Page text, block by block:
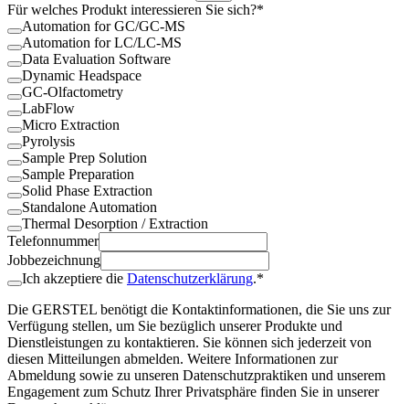
Für welches Produkt interessieren Sie sich?*
Automation for GC/GC-MS
Automation for LC/LC-MS
Data Evaluation Software
Dynamic Headspace
GC-Olfactometry
LabFlow
Micro Extraction
Pyrolysis
Sample Prep Solution
Sample Preparation
Solid Phase Extraction
Standalone Automation
Thermal Desorption / Extraction
Telefonnummer
Jobbezeichnung
Ich akzeptiere die Datenschutzerklärung.*
Die GERSTEL benötigt die Kontaktinformationen, die Sie uns zur
Verfügung stellen, um Sie bezüglich unserer Produkte und
Dienstleistungen zu kontaktieren. Sie können sich jederzeit von
diesen Mitteilungen abmelden. Weitere Informationen zur
Abmeldung sowie zu unseren Datenschutzpraktiken und unserem
Engagement zum Schutz Ihrer Privatsphäre finden Sie in unserer